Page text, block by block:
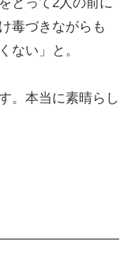
毒づきながらも
ない」と。
。本当に素晴らし